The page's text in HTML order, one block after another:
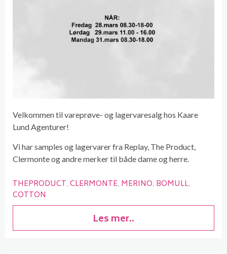
Velkommen til vareprøve- og lagervaresalg hos Kaare
Lund Agenturer!
Vi har samples og lagervarer fra Replay, The Product,
Clermonte og andre merker til både dame og herre.
THEPRODUCT CLERMONTE MERINO BOMULL
COTTON
Les mer..